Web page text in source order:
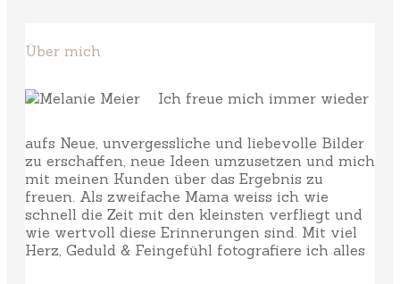
Über mich
Ich freue mich immer wieder
aufs Neue, unvergessliche und liebevolle Bilder
zu erschaffen, neue Ideen umzusetzen und mich
mit meinen Kunden über das Ergebnis zu
freuen. Als zweifache Mama weiss ich wie
schnell die Zeit mit den kleinsten verfliegt und
wie wertvoll diese Erinnerungen sind. Mit viel
Herz, Geduld & Feingefühl fotografiere ich alles